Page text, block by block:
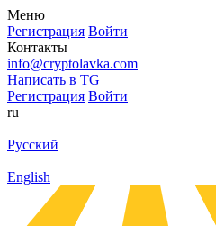
Меню
Регистрация Войти
Контакты
info@cryptolavka.com
Написать в TG
Регистрация Войти
ru
Русский
English